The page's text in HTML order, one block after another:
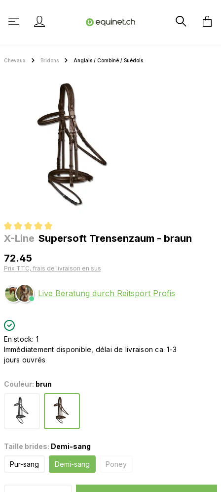
Chevaux Bridons Anglais / Combiné / Suédois
Note moyenne de 5 sur 5 étoiles
X-Line Supersoft Trensenzaum - braun
72.45
Prix TTC, frais de livraison en sus
Live Beratung durch Reitsport Profis
En stock: 1
Immédiatement disponible, délai de livraison ca. 1-3
jours ouvrés
Couleur: brun
Taille brides: Demi-sang
Pur-sang Demi-sang Poney